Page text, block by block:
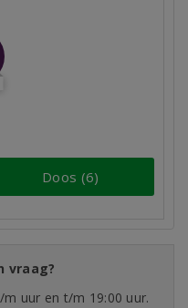
Doos (6)
vraag?
uur en t/m 19:00 uur.